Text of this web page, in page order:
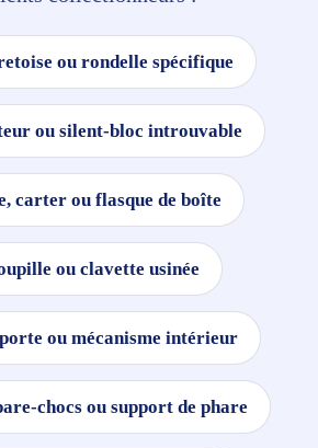
ou rondelle spécifique
ou silent-bloc introuvable
carter ou flasque de boîte
ou clavette usinée
ou mécanisme intérieur
chocs ou support de phare